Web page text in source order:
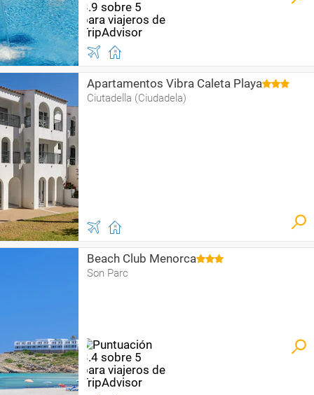
Apartamentos Vibra Caleta Playa
Ciutadella (Ciudadela)
Beach Club Menorca
Son Parc